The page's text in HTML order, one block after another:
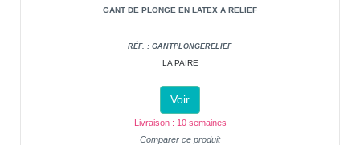
GANT DE PLONGE EN LATEX A RELIEF
RÉF. : GANTPLONGERELIEF
LA PAIRE
Voir
Livraison : 10 semaines
Comparer ce produit